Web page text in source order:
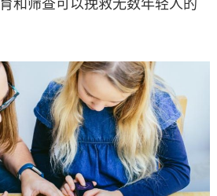
和筛查可以挽救无数年轻人的